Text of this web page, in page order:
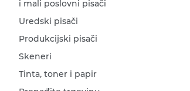
i mali poslovni pisači
Uredski pisači
Produkcijski pisači
Skeneri
Tinta, toner i papir